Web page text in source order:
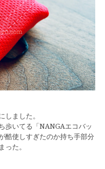
しました。
歩いてる「NANGAエコバッ
酷使しすぎたのか持ち手部分
った。